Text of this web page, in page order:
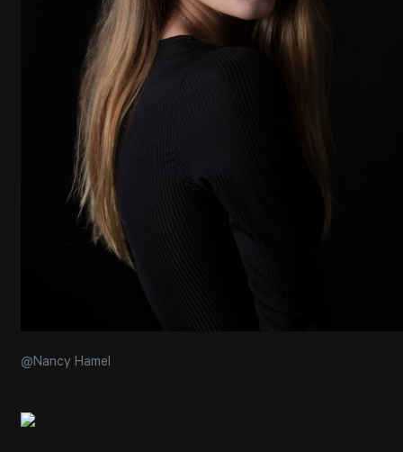
@Nancy Hamel